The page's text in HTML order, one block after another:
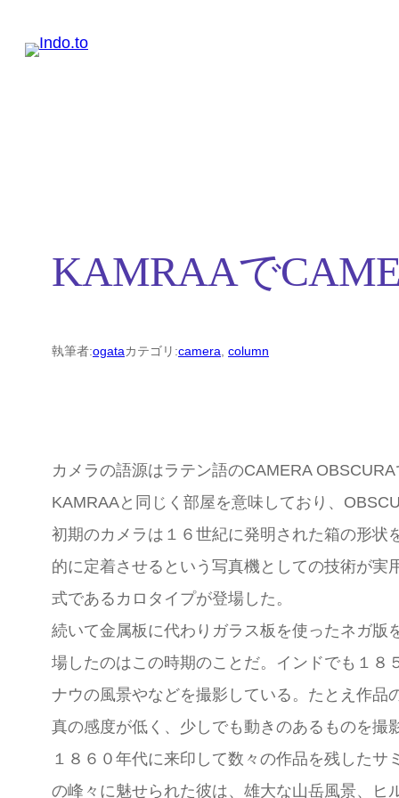
KAMRAAで
執筆者:ogataカテゴリ:camera, column
カメラの語源はラテン語のCAMERA
KAMRAAと同じく部屋を意味しており、
初期のカメラは１６世紀に発明された箱の形
的に定着させるという写真機としての技術が
式であるカロタイプが登場した。
続いて金属板に代わりガラス板を使ったネガ
場したのはこの時期のことだ。インドでも１
ナウの風景やなどを撮影している。たとえ作
真の感度が低く、少しでも動きのあるものを
１８６０年代に来印して数々の作品を残した
の峰々に魅せられた彼は、雄大な山岳風景、